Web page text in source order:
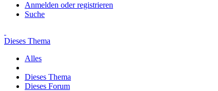
Anmelden oder registrieren
Suche
Dieses Thema
Alles
Dieses Thema
Dieses Forum